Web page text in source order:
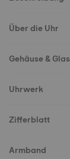
Über die Uhr
Gehäuse & Glas
Uhrwerk
Zifferblatt
Armband